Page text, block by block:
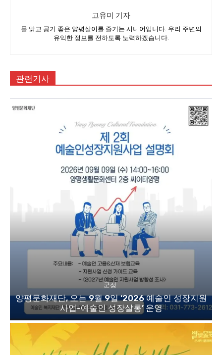
고유미 기자
물 맑고 공기 좋은 양평살이를 즐기는 시니어입니다. 우리 주변의
유익한 정보를 전하도록 노력하겠습니다.
관련기사
군정
양평문화재단, 오는 9월 9일 ‘2026 예술인 성장지원
사업-예술인 성장살롱’ 운영